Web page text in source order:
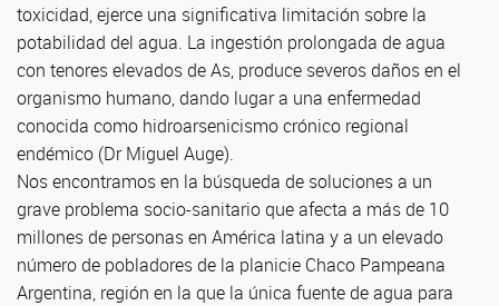
toxicidad, ejerce una significativa limitación sobre la
potabilidad del agua. La ingestión prolongada de agua
con tenores elevados de As, produce severos daños en el
organismo humano, dando lugar a una enfermedad
conocida como hidroarsenicismo crónico regional
endémico (Dr Miguel Auge).
Nos encontramos en la búsqueda de soluciones a un
grave problema socio-sanitario que afecta a más de 10
millones de personas en América latina y a un elevado
número de pobladores de la planicie Chaco Pampeana
Argentina, región en la que la única fuente de agua para